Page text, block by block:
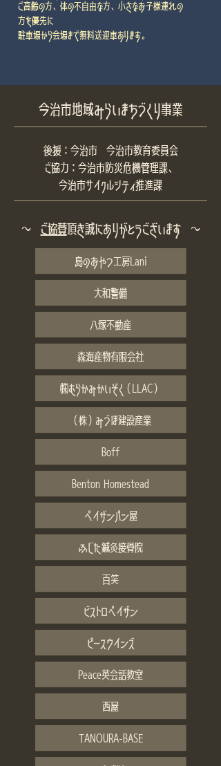
ご高齢の方、体の不自由な方、小さなお子様連れの
方を優先に
駐車場から会場まで無料送迎車あります。
今治市地域みらいまちづくり事業
後援： 今治市 今治市教育委員会
ご協力： 今治市防災危機管理課、
今治市サイクルシティ推進課
〜 ご協賛頂き誠にありがとうございます 〜
島のおやつ工房Lani
大和警備
八塚不動産
森海産物有限会社
㈱むらかみかいぞく（LLAC）
（株）みづほ建設産業
Boff
Benton Homestead
ペイザンパン屋
ふじた鍼灸接骨院
百笑
ビストロペイザン
ピースウインズ
Peace英会話教室
西屋
TANOURA-BASE